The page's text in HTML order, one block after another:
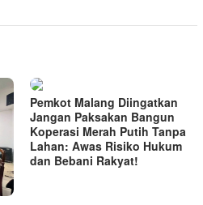
Pemkot Malang Diingatkan
Jangan Paksakan Bangun
Koperasi Merah Putih Tanpa
Lahan: Awas Risiko Hukum
dan Bebani Rakyat!